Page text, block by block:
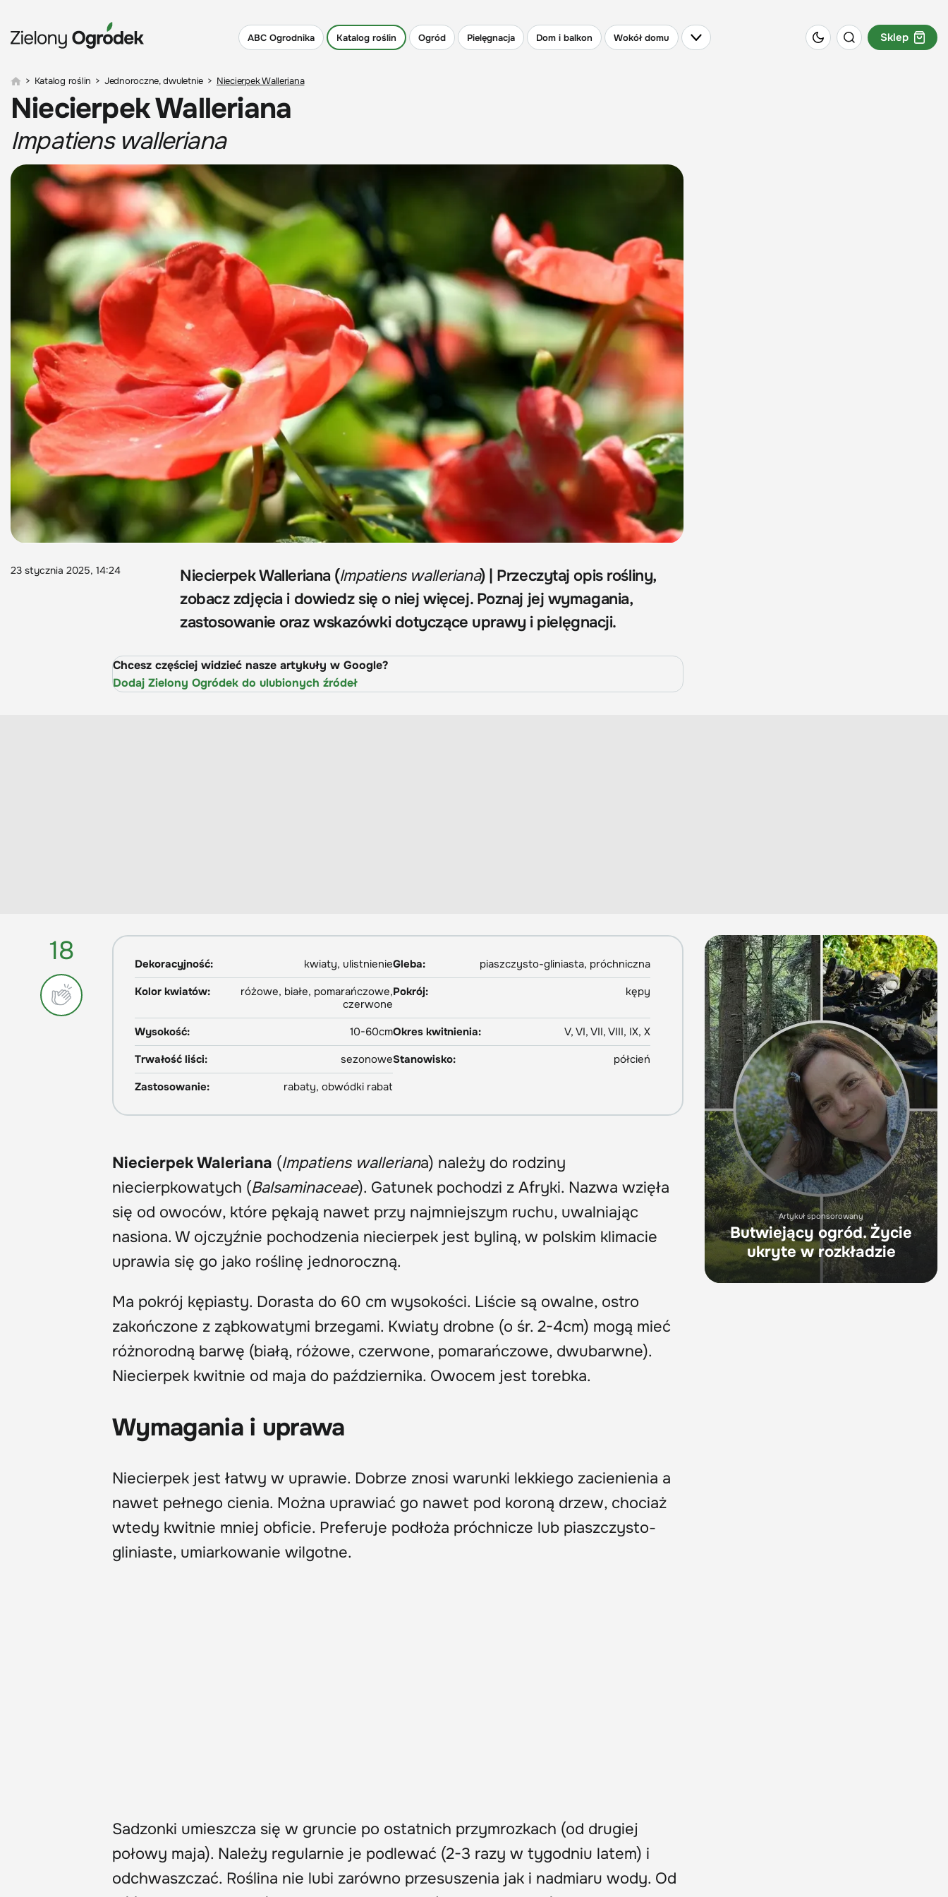
ABC Ogrodnika Katalog roślin Ogród Pielęgnacja Dom i balkon Wokół domu Sklep
> Katalog roślin > Jednoroczne, dwuletnie > Niecierpek Walleriana
Niecierpek Walleriana
Impatiens walleriana
23 stycznia 2025, 14:24 Niecierpek Walleriana (Impatiens walleriana) | Przeczytaj opis rośliny,
zobacz zdjęcia i dowiedz się o niej więcej. Poznaj jej wymagania,
zastosowanie oraz wskazówki dotyczące uprawy i pielęgnacji.
Chcesz częściej widzieć nasze artykuły w Google?
Dodaj Zielony Ogródek do ulubionych źródeł
18 Dekoracyjność: kwiaty, ulistnienieGleba:
piaszczysto-gliniasta, próchniczna
Kolor kwiatów:
różowe, białe, pomarańczowe,
czerwone
Pokrój: kępy
Wysokość: 10-60cmOkres kwitnienia:
V, VI, VII, VIII, IX, X
Trwałość liści:
sezonoweStanowisko:
półcień
Zastosowanie:
rabaty, obwódki rabat
Niecierpek Waleriana (Impatiens walleriana) należy do rodziny
niecierpkowatych (Balsaminaceae). Gatunek pochodzi z Afryki. Nazwa wzięła
się od owoców, które pękają nawet przy najmniejszym ruchu, uwalniając
nasiona. W ojczyźnie pochodzenia niecierpek jest byliną, w polskim klimacie
uprawia się go jako roślinę jednoroczną.
Ma pokrój kępiasty. Dorasta do 60 cm wysokości. Liście są owalne, ostro
zakończone z ząbkowatymi brzegami. Kwiaty drobne (o śr. 2-4cm) mogą mieć
różnorodną barwę (białą, różowe, czerwone, pomarańczowe, dwubarwne).
Niecierpek kwitnie od maja do października. Owocem jest torebka.
Wymagania i uprawa
Niecierpek jest łatwy w uprawie. Dobrze znosi warunki lekkiego zacienienia a
nawet pełnego cienia. Można uprawiać go nawet pod koroną drzew, chociaż
wtedy kwitnie mniej obficie. Preferuje podłoża próchnicze lub piaszczysto-
gliniaste, umiarkowanie wilgotne.
Sadzonki umieszcza się w gruncie po ostatnich przymrozkach (od drugiej
połowy maja). Należy regularnie je podlewać (2-3 razy w tygodniu latem) i
odchwaszczać. Roślina nie lubi zarówno przesuszenia jak i nadmiaru wody. Od
Artykuł sponsorowany
Butwiejący ogród. Życie
ukryte w rozkładzie